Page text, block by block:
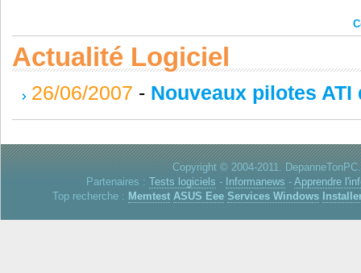
Actualité Logiciel
26/06/2007 - Nouveaux pilotes
Copyright © 2004-2011.
Partenaires : Tests logiciels - Informanews - Apprendre
Top recherche : Memtest ASUS Eee Services Windows